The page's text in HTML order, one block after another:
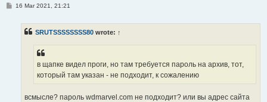
P16 Mar 2021, 21:21
SRUTSSSSSSSS80 wrote: ↑
в щапке видел проги, но там требуется пароль на архив, тот,
который там указан - не подходит, к сожалению
всмысле? пароль wdmarvel.com не подходит? или вы адрес сайта